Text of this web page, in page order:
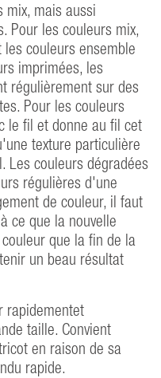
mix, mais aussi
Pour les couleurs mix,
les couleurs ensemble
imprimées, les
régulièrement sur des
Pour les couleurs
le fil et donne au fil cet
texture particulière
Les couleurs dégradées
régulières d'une
de couleur, il faut
ce que la nouvelle
que la fin de la
un beau résultat
rapidementet
taille. Convient
en raison de sa
rapide.